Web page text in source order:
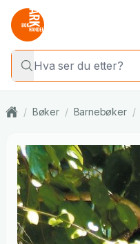
/ Bøker / Barnebøker /